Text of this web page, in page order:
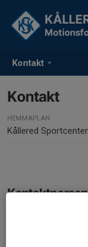
Kontakt
Kontakt
HEMMAPLAN
Kållered Sportcenter